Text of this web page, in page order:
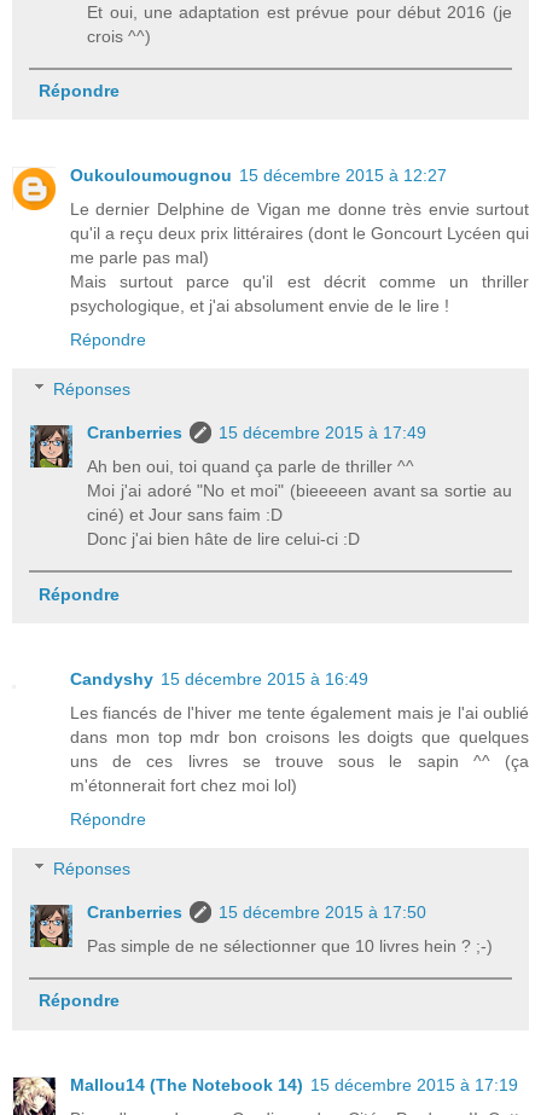
Et oui, une adaptation est prévue pour début 2016 (je
crois ^^)
Répondre
Oukouloumougnou 15 décembre 2015 à 12:27
Le dernier Delphine de Vigan me donne très envie surtout
qu'il a reçu deux prix littéraires (dont le Goncourt Lycéen qui
me parle pas mal)
Mais surtout parce qu'il est décrit comme un thriller
psychologique, et j'ai absolument envie de le lire !
Répondre
Réponses
Cranberries
15 décembre 2015 à 17:49
Ah ben oui, toi quand ça parle de thriller ^^
Moi j'ai adoré "No et moi" (bieeeeen avant sa sortie au
ciné) et Jour sans faim :D
Donc j'ai bien hâte de lire celui-ci :D
Répondre
Candyshy 15 décembre 2015 à 16:49
Les fiancés de l'hiver me tente également mais je l'ai oublié
dans mon top mdr bon croisons les doigts que quelques
uns de ces livres se trouve sous le sapin ^^ (ça
m'étonnerait fort chez moi lol)
Répondre
Réponses
Cranberries
15 décembre 2015 à 17:50
Pas simple de ne sélectionner que 10 livres hein ? ;-)
Répondre
Mallou14 (The Notebook 14) 15 décembre 2015 à 17:19